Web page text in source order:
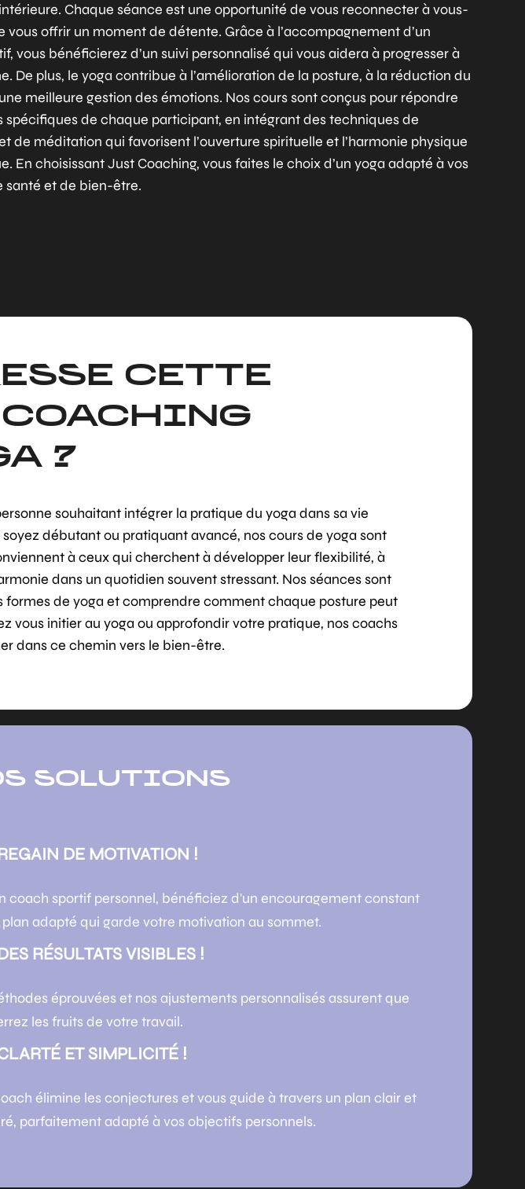
Chaque séance est une opportunité de vous reconnecter à vous-
vous offrir un moment de détente. Grâce à l’accompagnement d’un
vous bénéficierez d’un suivi personnalisé qui vous aidera à progresser à
De plus, le yoga contribue à l’amélioration de la posture, à la réduction du
meilleure gestion des émotions. Nos cours sont conçus pour répondre
spécifiques de chaque participant, en intégrant des techniques de
de méditation qui favorisent l’ouverture spirituelle et l’harmonie physique
En choisissant Just Coaching, vous faites le choix d’un yoga adapté à vos
santé et de bien-être.
CETTE
COACHING
?
souhaitant intégrer la pratique du yoga dans sa vie
débutant ou pratiquant avancé, nos cours de yoga sont
à ceux qui cherchent à développer leur flexibilité, à
dans un quotidien souvent stressant. Nos séances sont
de yoga et comprendre comment chaque posture peut
vous initier au yoga ou approfondir votre pratique, nos coachs
dans ce chemin vers le bien-être.
SOLUTIONS
DE MOTIVATION !
coach sportif personnel, bénéficiez d'un encouragement constant
adapté qui garde votre motivation au sommet.
RÉSULTATS VISIBLES !
éprouvées et nos ajustements personnalisés assurent que
les fruits de votre travail.
ET SIMPLICITÉ !
élimine les conjectures et vous guide à travers un plan clair et
parfaitement adapté à vos objectifs personnels.